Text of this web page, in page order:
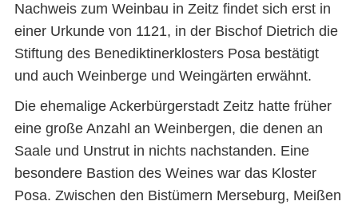
Nachweis zum Weinbau in Zeitz findet sich erst in
einer Urkunde von 1121, in der Bischof Dietrich die
Stiftung des Benediktinerklosters Posa bestätigt
und auch Weinberge und Weingärten erwähnt.
Die ehemalige Ackerbürgerstadt Zeitz hatte früher
eine große Anzahl an Weinbergen, die denen an
Saale und Unstrut in nichts nachstanden. Eine
besondere Bastion des Weines war das Kloster
Posa. Zwischen den Bistümern Merseburg, Meißen